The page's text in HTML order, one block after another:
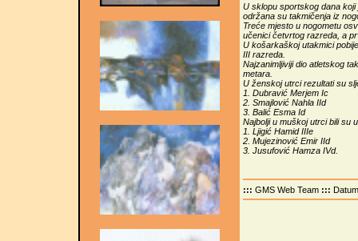
U sklopu sportskog dana
održana su takmičenja iz
Treće mjesto u nogometu
učenici četvrtog razreda, a
U košarkaškoj utakmici
III razreda.
Najzanimljiviji dio atletskog
metara.
U ženskoj utrci rezultati su
1. Dubravić Merjem Ic
2. Smajlović Nahla IId
3. Balić Esma Id
Najbolji u muškoj utrci bili su
1. Ljigić Hamid IIIe
2. Mujezinović Emir IId
3. Jusufović Hamza IVd.
::: GMS Web Team :::